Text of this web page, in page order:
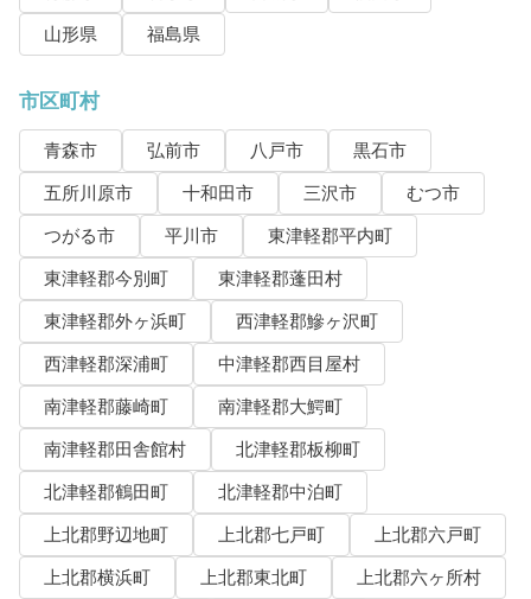
山形県
福島県
市区町村
青森市 弘前市 八戸市
黒石市
五所川原市
十和田市 三沢市
むつ市
つがる市
平川市
東津軽郡平内町
東津軽郡今別町
東津軽郡蓬田村
東津軽郡外ヶ浜町
西津軽郡鰺ヶ沢町
西津軽郡深浦町
中津軽郡西目屋村
南津軽郡藤崎町
南津軽郡大鰐町
南津軽郡田舎館村
北津軽郡板柳町
北津軽郡鶴田町
北津軽郡中泊町
上北郡野辺地町
上北郡七戸町
上北郡六戸町
上北郡横浜町
上北郡東北町
上北郡六ヶ所村